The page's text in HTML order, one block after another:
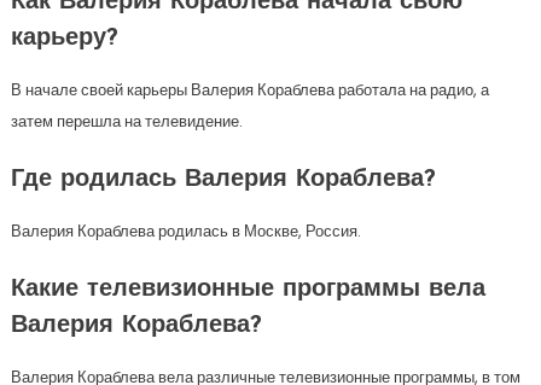
карьеру?
В начале своей карьеры Валерия Кораблева работала на радио, а
затем перешла на телевидение.
Где родилась Валерия Кораблева?
Валерия Кораблева родилась в Москве, Россия.
Какие телевизионные программы вела
Валерия Кораблева?
Валерия Кораблева вела различные телевизионные программы, в том